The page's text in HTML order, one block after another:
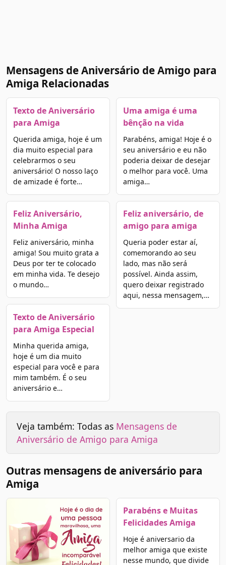
Mensagens de Aniversário de Amigo para
Amiga Relacionadas
Texto de Aniversário
para Amiga
Querida amiga, hoje é um
dia muito especial para
celebrarmos o seu
aniversário! O nosso laço
de amizade é forte…
Feliz Aniversário,
Minha Amiga
Feliz aniversário, minha
amiga! Sou muito grata a
Deus por ter te colocado
em minha vida. Te desejo
o mundo…
Texto de Aniversário
para Amiga Especial
Minha querida amiga,
hoje é um dia muito
especial para você e para
mim também. É o seu
aniversário e…
Uma amiga é uma
bênção na vida
Parabéns, amiga! Hoje é o
seu aniversário e eu não
poderia deixar de desejar
o melhor para você. Uma
amiga…
Feliz aniversário, de
amigo para amiga
Queria poder estar aí,
comemorando ao seu
lado, mas não será
possível. Ainda assim,
quero deixar registrado
aqui, nessa mensagem,…
Veja também: Todas as Mensagens de
Aniversário de Amigo para Amiga
Outras mensagens de aniversário para
Amiga
Parabéns e Muitas
Felicidades Amiga
Hoje é aniversario da
melhor amiga que existe
nesse mundo, que divide